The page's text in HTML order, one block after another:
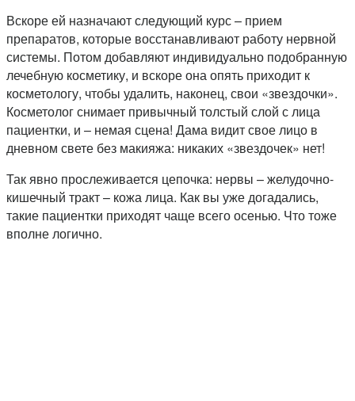
Вскоре ей назначают следующий курс – прием
препаратов, которые восстанавливают работу нервной
системы. Потом добавляют индивидуально подобранную
лечебную косметику, и вскоре она опять приходит к
косметологу, чтобы удалить, наконец, свои «звездочки».
Косметолог снимает привычный толстый слой с лица
пациентки, и – немая сцена! Дама видит свое лицо в
дневном свете без макияжа: никаких «звездочек» нет!
Так явно прослеживается цепочка: нервы – желудочно-
кишечный тракт – кожа лица. Как вы уже догадались,
такие пациентки приходят чаще всего осенью. Что тоже
вполне логично.